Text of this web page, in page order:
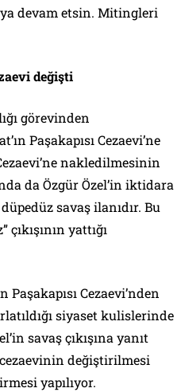
devam etsin. Mitingleri
değişti
görevinden
Paşakapısı Cezaevi’ne
nakledilmesinin
da Özgür Özel’in iktidara
savaş ilanıdır. Bu
yattığı
Cezaevi’nden
siyaset kulislerinde
savaş çıkışına yanıt
değiştirilmesi
yapılıyor.